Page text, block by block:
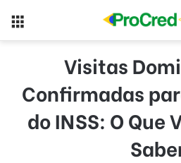
Visitas
Confirmadas
do INSS: O Que